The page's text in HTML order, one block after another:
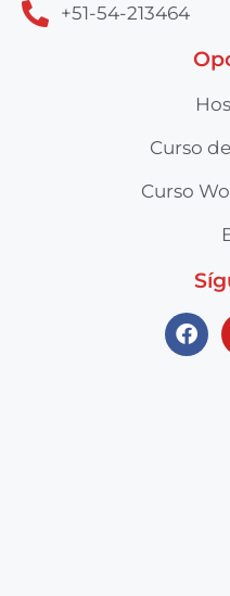
+51-54-213464
Curso
Curso